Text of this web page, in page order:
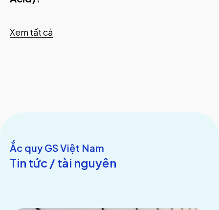
Xem tất cả
Ắc quy GS Việt Nam
Tin tức / tài nguyên